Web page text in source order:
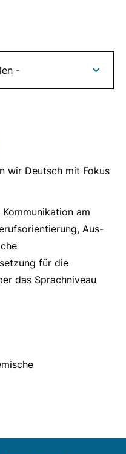
-
wir Deutsch mit Fokus
am
Aus-
für die
das Sprachniveau